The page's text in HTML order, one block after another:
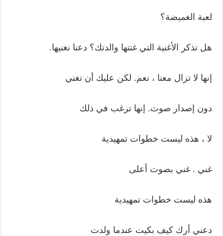
لعبة الغميضة؟
هل تذكر الأغنية التي غنتها والدتك؟ دعنا نغنيها.
إنها لا تزال معنا ، نعم. لكن عليك أن تغني
دون إصدار صوت. إنها ترغب في ذلك
لا ، هذه ليست خطوات تمهيدية
غني . غني بصوت أعلى
هذه ليست خطوات تمهيدية
دعني أرك كيف بكيت عندما ولدت